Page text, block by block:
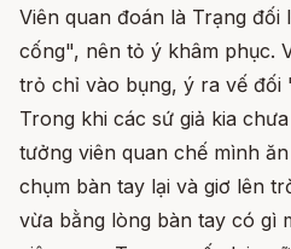
Viên quan đoán là Trạng đối
cống", nên tỏ ý khâm phục.
trỏ chỉ vào bụng, ý ra vế
Trong khi các sứ giả kia
tưởng viên quan chế mình
chụm bàn tay lại và giơ lên
vừa bằng lòng bàn tay có gì